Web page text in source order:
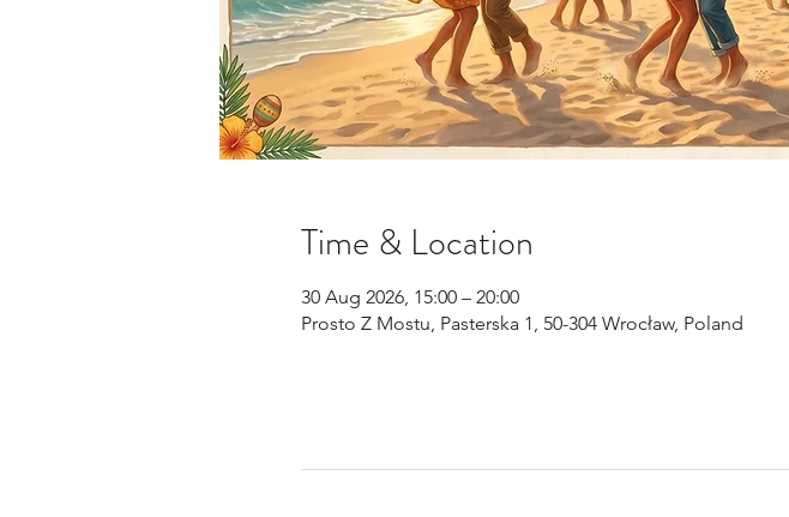
Time & Location
30 Aug 2026, 15:00 – 20:00
Prosto Z Mostu, Pasterska 1, 50-304 Wrocław, Poland